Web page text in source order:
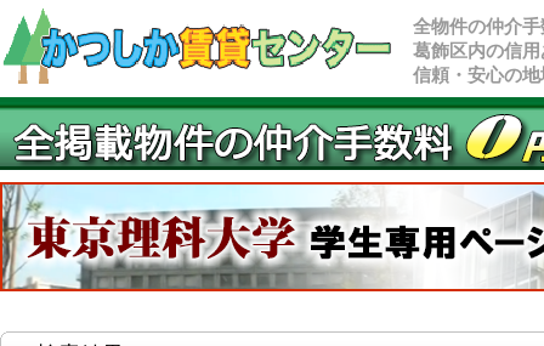
全物件の仲介
葛飾区内の信
信頼・安心の